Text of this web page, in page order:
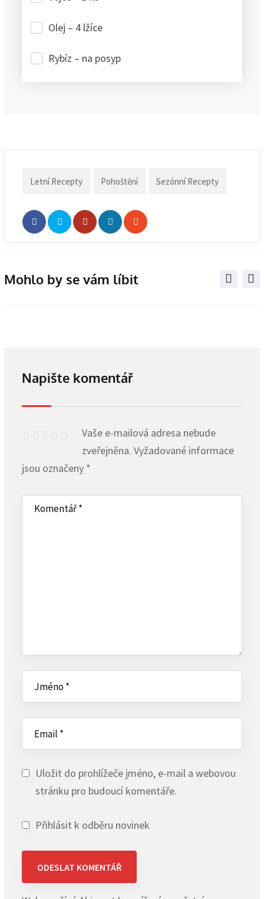
Olej – 4 lžíce
Rybíz – na posyp
Letní Recepty Pohoštění Sezónní Recepty
WhatsappShare
Print
Mohlo by se vám líbit
Napište komentář
Vaše e-mailová adresa nebude
zveřejněna. Vyžadované informace
jsou označeny *
Uložit do prohlížeče jméno, e-mail a webovou
stránku pro budoucí komentáře.
Přihlásit k odběru novinek